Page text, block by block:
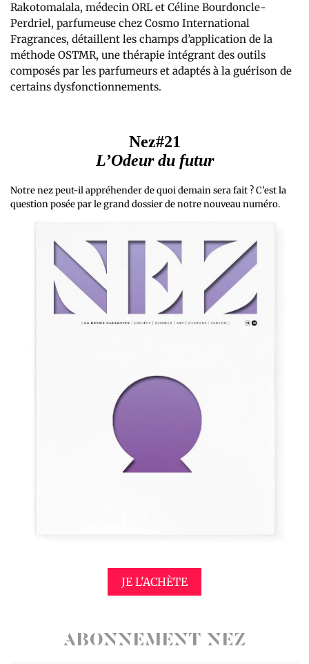
Rakotomalala, médecin ORL et Céline Bourdoncle-
Perdriel, parfumeuse chez Cosmo International
Fragrances, détaillent les champs d’application de la
méthode OSTMR, une thérapie intégrant des outils
composés par les parfumeurs et adaptés à la guérison de
certains dysfonctionnements.
Nez#21
L’Odeur du futur
Notre nez peut-il appréhender de quoi demain sera fait ? C’est la
question posée par le grand dossier de notre nouveau numéro.
JE L'ACHÈTE
ABONNEMENT NEZ